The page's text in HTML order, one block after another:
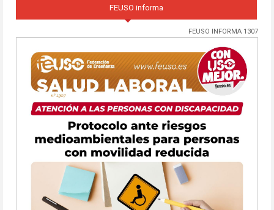
FEUSO informa
FEUSO INFORMA 1307